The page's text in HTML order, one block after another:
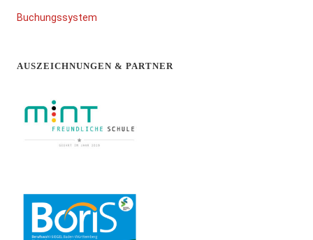
Buchungssystem
AUSZEICHNUNGEN & PARTNER